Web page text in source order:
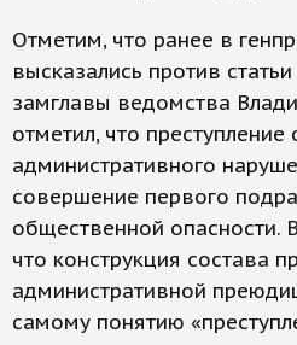
Отметим, что ранее в
высказались против
замглавы ведомства
отметил, что преступление
административного
совершение первого
общественной опасности.
что конструкция состава
административной
самому понятию